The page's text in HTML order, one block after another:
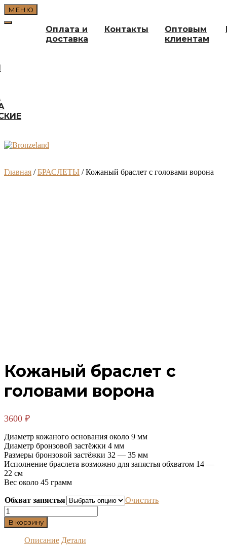
Перейти
к
содержимому
МЕНЮ
Оплата и
доставка
Контакты
Оптовым
клиентам
Главная /БРАСЛЕТЫ / Кожаный браслет с головами ворона
Кожаный браслет с
головами ворона
3600 ₽
Диаметр кожаного основания около 9 мм
Диаметр бронзовой застёжки 4 мм
Размеры бронзовой застёжки 32 — 35 мм
Исполнение браслета возможно для запястья обхватом 14 —
22 см
Вес около 45 грамм
Обхват запястья
Очистить
Количество
товара
Кожаный
браслет
В корзину
Описание Детали